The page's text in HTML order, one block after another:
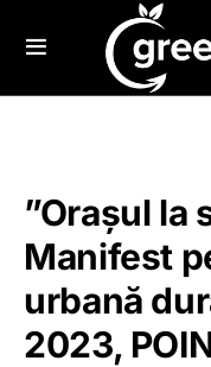
”Orașul la
Manifest
urbană
2023,